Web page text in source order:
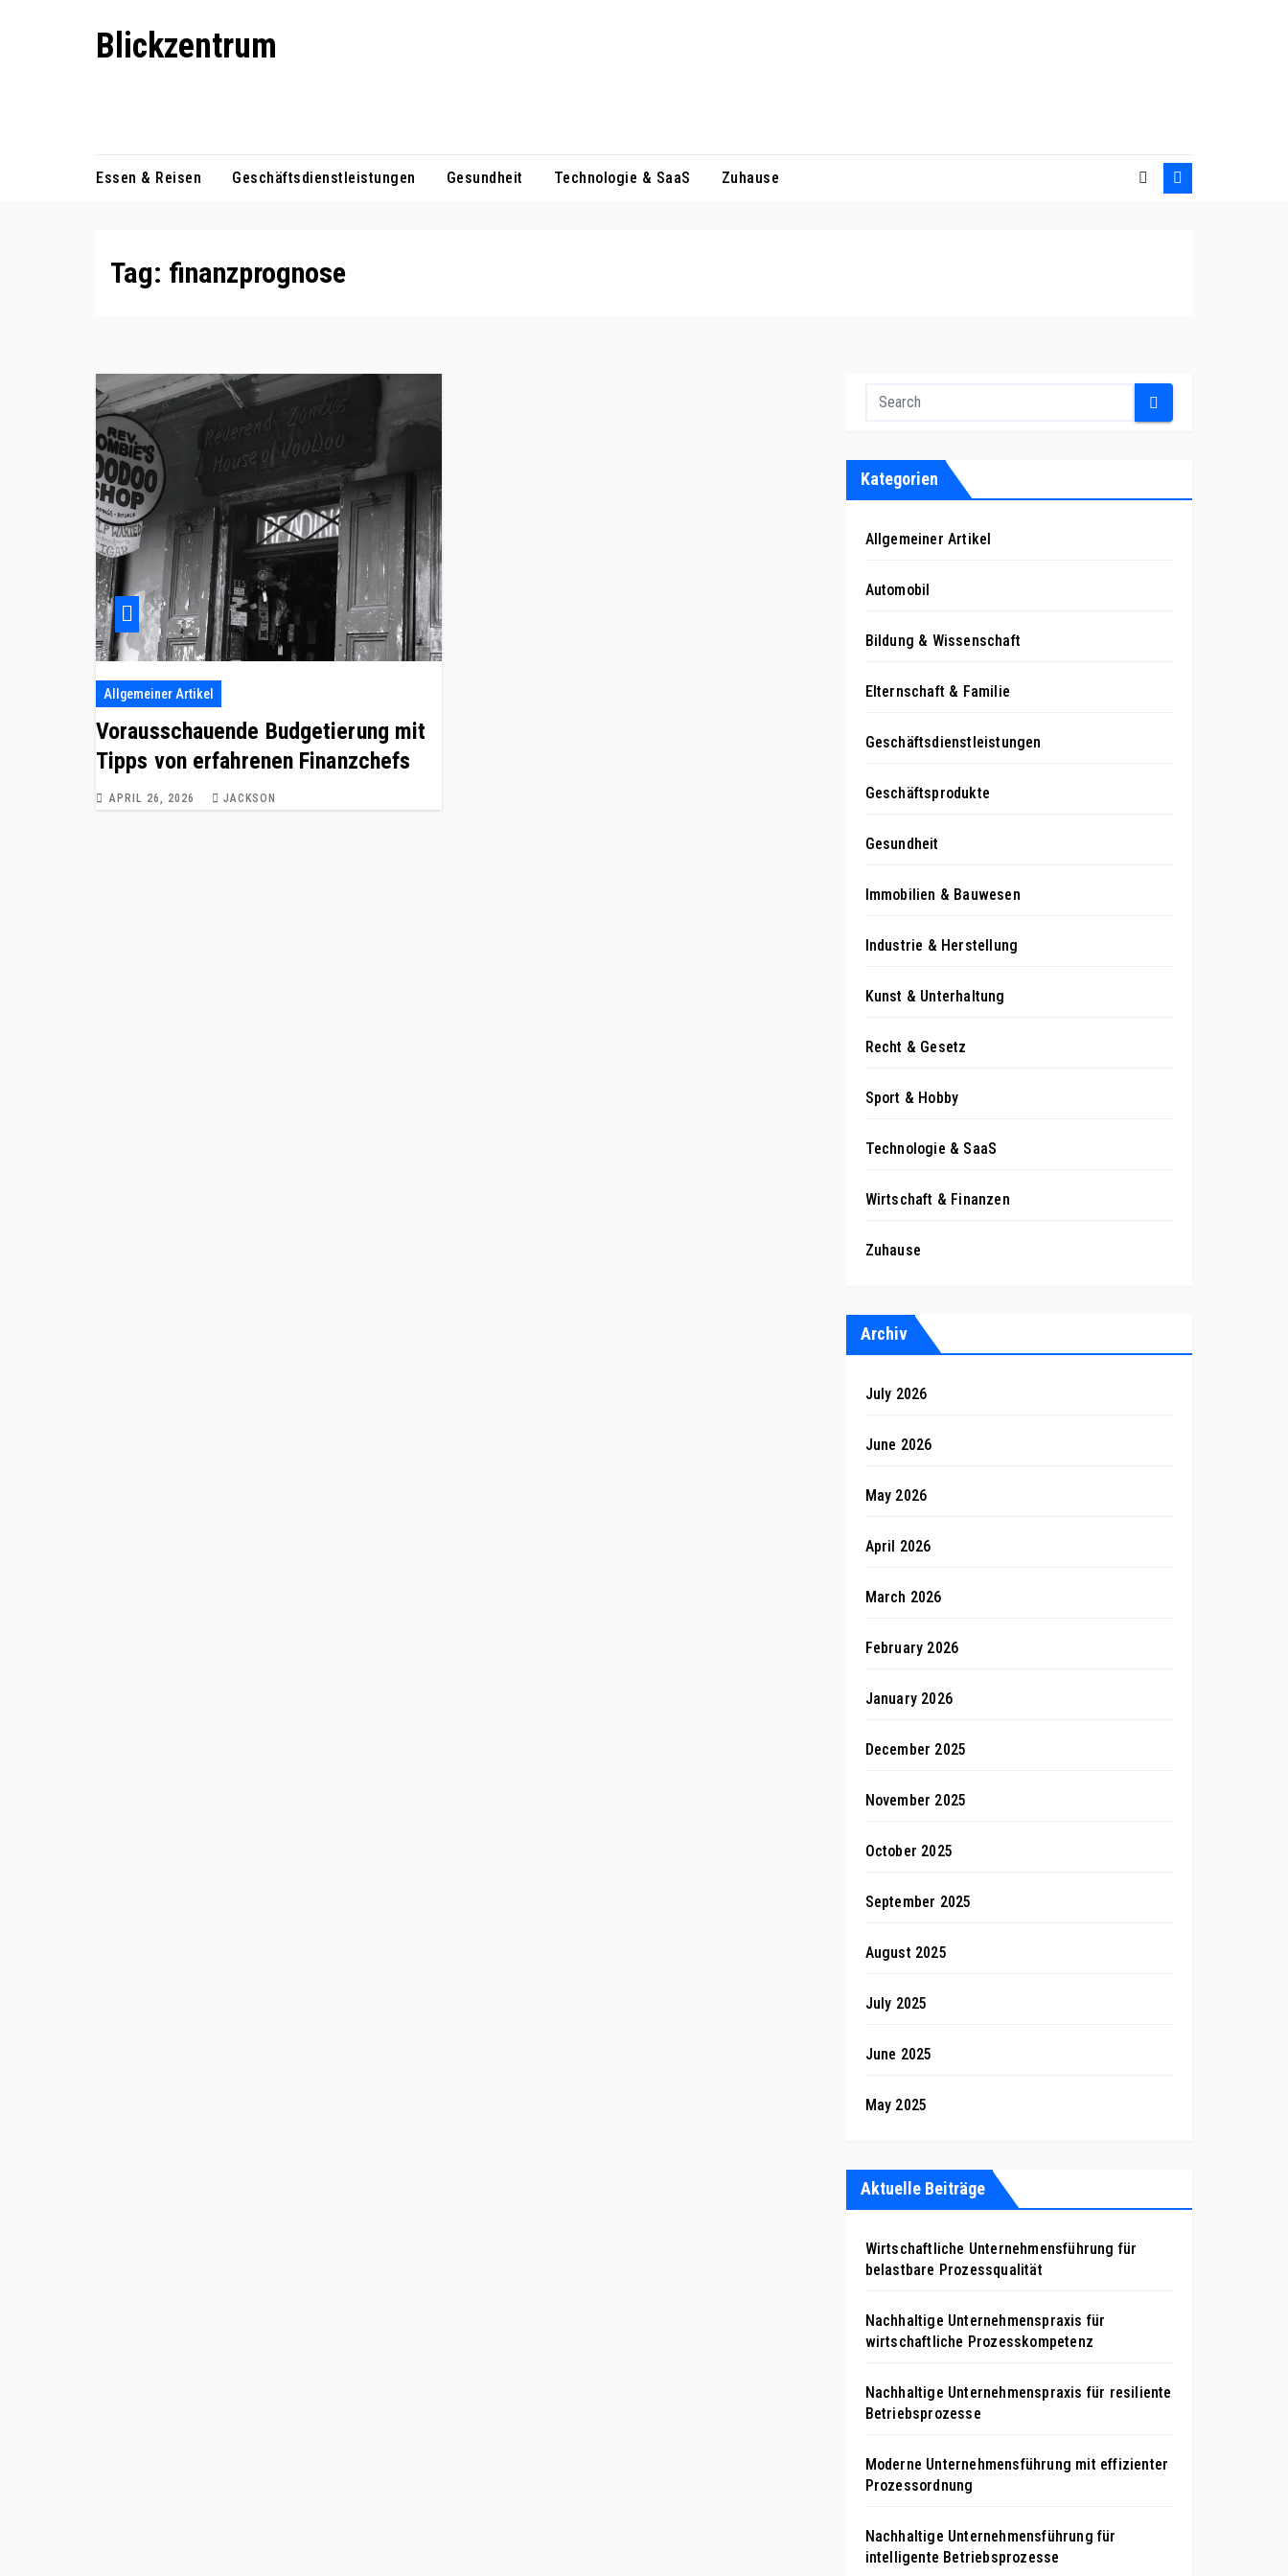
Blickzentrum
Essen & Reisen Geschäftsdienstleistungen Gesundheit Technologie & SaaS Zuhause
Tag: finanzprognose
Allgemeiner Artikel
Vorausschauende Budgetierung mit
Tipps von erfahrenen Finanzchefs
APRIL 26, 2026 JACKSON
Kategorien
Allgemeiner Artikel
Automobil
Bildung & Wissenschaft
Elternschaft & Familie
Geschäftsdienstleistungen
Geschäftsprodukte
Gesundheit
Immobilien & Bauwesen
Industrie & Herstellung
Kunst & Unterhaltung
Recht & Gesetz
Sport & Hobby
Technologie & SaaS
Wirtschaft & Finanzen
Zuhause
Archiv
July 2026
June 2026
May 2026
April 2026
March 2026
February 2026
January 2026
December 2025
November 2025
October 2025
September 2025
August 2025
July 2025
June 2025
May 2025
Aktuelle Beiträge
Wirtschaftliche Unternehmensführung für
belastbare Prozessqualität
Nachhaltige Unternehmenspraxis für
wirtschaftliche Prozesskompetenz
Nachhaltige Unternehmenspraxis für resiliente
Betriebsprozesse
Moderne Unternehmensführung mit effizienter
Prozessordnung
Nachhaltige Unternehmensführung für
intelligente Betriebsprozesse